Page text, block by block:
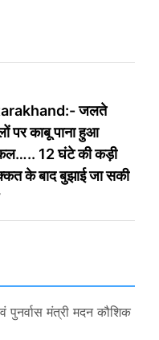
जलते
पर काबू पाना हुआ
12 घंटे की कड़ी
के बाद बुझाई जा सकी
पुनर्वास मंत्री मदन कौशिक